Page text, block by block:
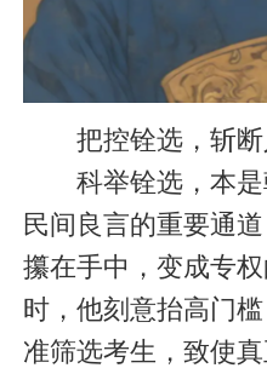
把控铨选，斩断
科举铨选，本是
民间良言的重要通
攥在手中，变成专
时，他刻意抬高门
准筛选考生，致使